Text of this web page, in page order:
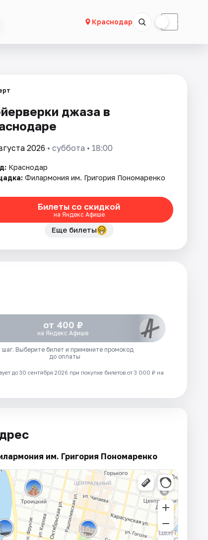
Краснодар ☾
джаза в
2026 • суббота • 18:00
Краснодар
Филармония им. Григория Пономаренко
Билеты со скидкой
на Яндекс Афише
Еще билеты
от 400 ₽
на Яндекс Афише
шаг. Выберите билет и примените промокод
до оплаты
до 30 сентября 2026 при покупке билетов от 3 000 ₽ на
им. Григория Пономаренко